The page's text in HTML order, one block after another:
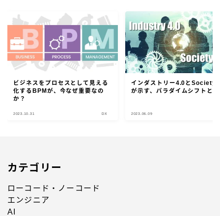
ビジネスをプロセスとして見える
化するBPMが、今なぜ重要なの
か？
2023.10.31 DX
インダストリー4.0とSociety
が示す、パラダイムシフトと
2023.06.09
カテゴリー
ローコード・ノーコード
エンジニア
AI